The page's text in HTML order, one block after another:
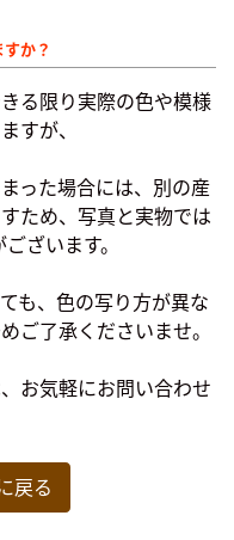
か？
る限り実際の色や模様
すが、
った場合には、別の産
ため、写真と実物では
ざいます。
も、色の写り方が異な
ご了承くださいませ。
お気軽にお問い合わせ
戻る